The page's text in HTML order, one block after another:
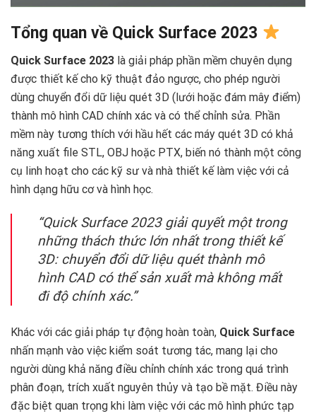
Tổng quan về Quick Surface 2023
Quick Surface 2023 là giải pháp phần mềm chuyên dụng
được thiết kế cho kỹ thuật đảo ngược, cho phép người
dùng chuyển đổi dữ liệu quét 3D (lưới hoặc đám mây điểm)
thành mô hình CAD chính xác và có thể chỉnh sửa. Phần
mềm này tương thích với hầu hết các máy quét 3D có khả
năng xuất file STL, OBJ hoặc PTX, biến nó thành một công
cụ linh hoạt cho các kỹ sư và nhà thiết kế làm việc với cả
hình dạng hữu cơ và hình học.
“Quick Surface 2023 giải quyết một trong
những thách thức lớn nhất trong thiết kế
3D: chuyển đổi dữ liệu quét thành mô
hình CAD có thể sản xuất mà không mất
đi độ chính xác.”
Khác với các giải pháp tự động hoàn toàn, Quick Surface
nhấn mạnh vào việc kiểm soát tương tác, mang lại cho
người dùng khả năng điều chỉnh chính xác trong quá trình
phân đoạn, trích xuất nguyên thủy và tạo bề mặt. Điều này
đặc biệt quan trọng khi làm việc với các mô hình phức tạp